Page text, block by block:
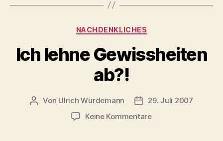
Kategorien
NACHDENKLICHES
Ich lehne Gewissheiten
ab?!
Beitragsautor
Von Ulrich Würdemann Beitragsdatum
29. Juli 2007
Keine Kommentarezu